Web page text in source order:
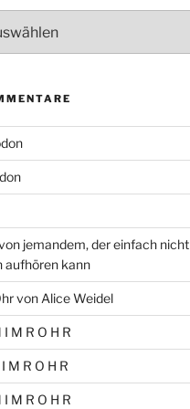
jemandem, der einfach nicht
aufhören kann
von Alice Weidel
I M R O H R
M R O H R
I M R O H R